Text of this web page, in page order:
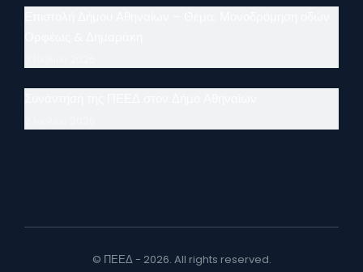
© ΠΕΕΔ - 2026. All rights reserved.